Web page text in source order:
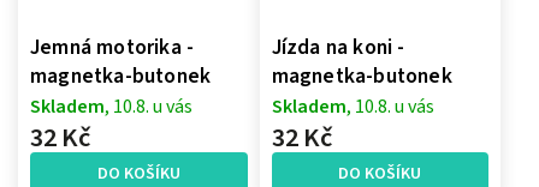
Jemná motorika -
magnetka-butonek
Skladem, 10.8. u vás
32 Kč
DO KOŠÍKU
Jízda na koni -
magnetka-butonek
Skladem, 10.8. u vás
32 Kč
DO KOŠÍKU